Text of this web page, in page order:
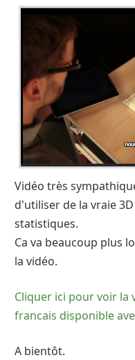
Vidéo très
d'utiliser de la vraie
statistiques.
Ca va beaucoup plus
la vidéo.
Cliquer ici pour voir la
francais disponible
A bientôt.